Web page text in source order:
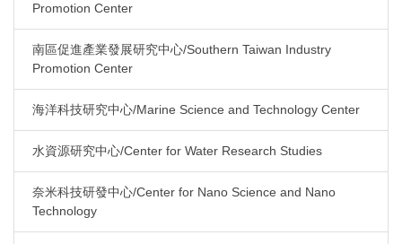
Promotion Center
南區促進產業發展研究中心/Southern Taiwan Industry
Promotion Center
海洋科技研究中心/Marine Science and Technology Center
水資源研究中心/Center for Water Research Studies
奈米科技研發中心/Center for Nano Science and Nano
Technology